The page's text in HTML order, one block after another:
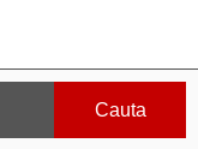
Cauta